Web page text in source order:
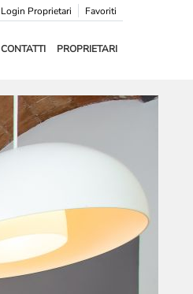
Favoriti
Login Proprietari
CONTATTI PROPRIETARI